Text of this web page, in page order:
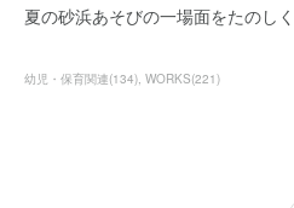
夏の砂浜あそびの一場面をたのし
幼児・保育関連(134) WORKS(221)